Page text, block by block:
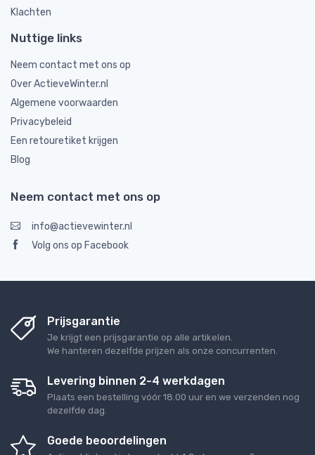
Klachten
Nuttige links
Neem contact met ons op
Over ActieveWinter.nl
Algemene voorwaarden
Privacybeleid
Een retouretiket krijgen
Blog
Neem contact met ons op
info@actievewinter.nl
Volg ons op Facebook
Prijsgarantie
Je krijgt een prijsgarantie op alle artikelen.
We hanteren dezelfde prijzen als onze concurrenten.
Levering binnen 2-4 werkdagen
Plaats een bestelling vóór 18.00 uur en we verzenden nog
dezelfde dag.
Goede beoordelingen